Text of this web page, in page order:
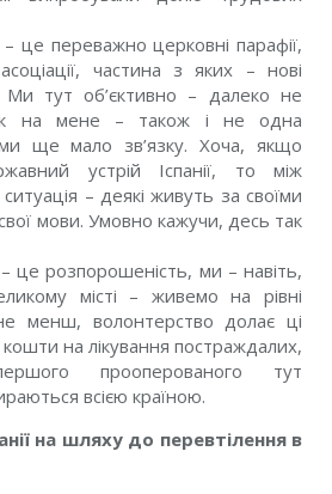
це переважно церковні парафії,
частина з яких – нові
Ми тут об’єктивно – далеко не
на мене – також і не одна
ще мало зв’язку. Хоча, якщо
устрій Іспанії, то між
– деякі живуть за своїми
мови. Умовно кажучи, десь так
– це розпорошеність, ми – навіть,
місті – живемо на рівні
менш, волонтерство долає ці
на лікування постраждалих,
прооперованого тут
всією країною.
на шляху до перевтілення в